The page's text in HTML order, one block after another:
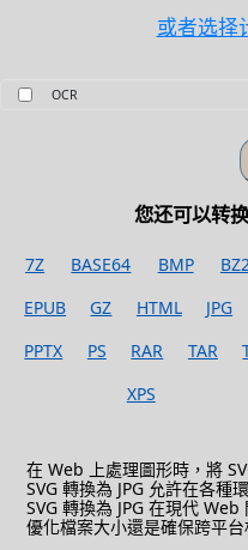
或者选择
OCR
您还可以转
7Z BASE64 BMP
EPUB
GZ HTML JPG
PPTX
PS RAR TAR
XPS
在 Web 上處理圖形時，將
SVG 轉換為 JPG 允許在各種
SVG 轉換為 JPG 在現代
優化檔案大小還是確保跨平台